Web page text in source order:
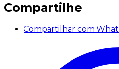
Compartilhe
Compartilhar com